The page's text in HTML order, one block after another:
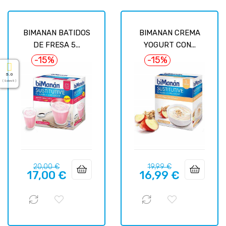
BIMANAN BATIDOS
DE FRESA 5...
-15%
Precio
regular
20,00 €Precio
17,00 €
BIMANAN CREMA
YOGURT CON...
-15%
Precio
regular
19,99 €Precio
16,99 €
5.0
( Sobre 5 )